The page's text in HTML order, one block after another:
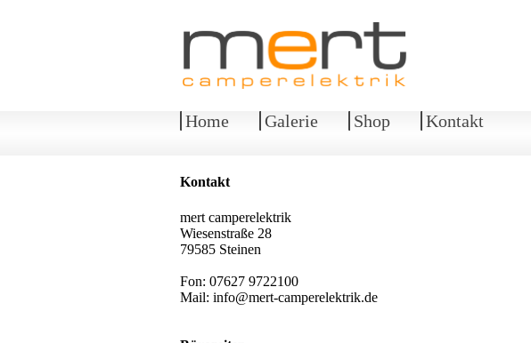
Home Galerie Shop Kontakt
Kontakt
mert camperelektrik
Wiesenstraße 28
79585 Steinen
Fon: 07627 9722100
Mail: info@mert-camperelektrik.de